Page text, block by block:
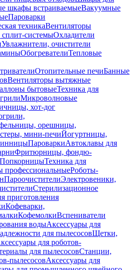
шкафы встраиваемыеВакуумные
Пароварки
техникаВентиляторы
системыОхладители
Увлажнители, очистители
ОбогревателиТепловые
Отопительные печиБанные
Вентиляторы вытяжные
бытовыеТехника для
Микроволновые
хот-дог
орешницы,
мини-печиЙогуртницы,
ПароваркиАвтоклавы для
Фритюрницы, фондю-
ПопкорницыТехника для
профессиональныеРоботы-
ПароочистителиЭлектровеники,
Стерилизационное
приготовления
Кофеварки,
КофемолкиВспениватели
водыАксессуары для
для пылесосовЩетки,
для роботов-
для пылесосовСтанции,
пылесосовАксессуары для